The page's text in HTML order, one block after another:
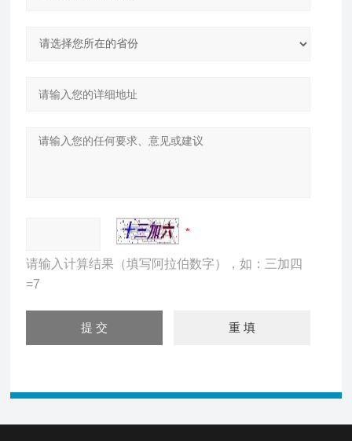
请输入计算结果（填写阿拉伯数字），如：三加四
=7